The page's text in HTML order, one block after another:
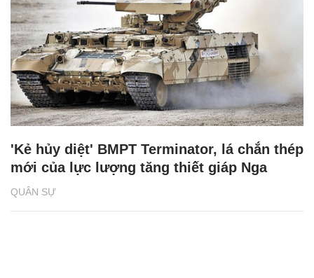
QUÂN SỰ
'Kẻ hủy diệt' BMPT Terminator, lá chắn thép
mới của lực lượng tăng thiết giáp Nga